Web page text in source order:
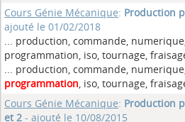
Cours Génie Mécanique: Production
ajouté le 01/02/2018
... production, commande,
programmation, iso, tournage,
... production, commande,
programmation, iso, tournage,
Cours Génie Mécanique: Production
et 2 - ajouté le 10/08/2015